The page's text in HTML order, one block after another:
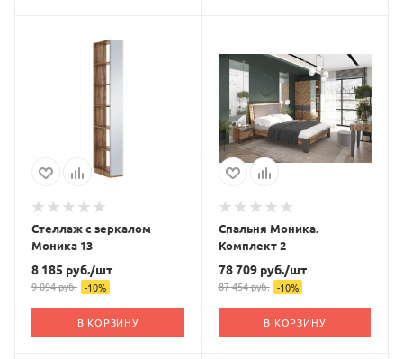
Стеллаж с зеркалом
Моника 13
8 185 руб./шт
9 094руб. -10%
В КОРЗИНУ
Спальня Моника.
Комплект 2
78 709руб./шт
87 454руб. -10%
В КОРЗИНУ